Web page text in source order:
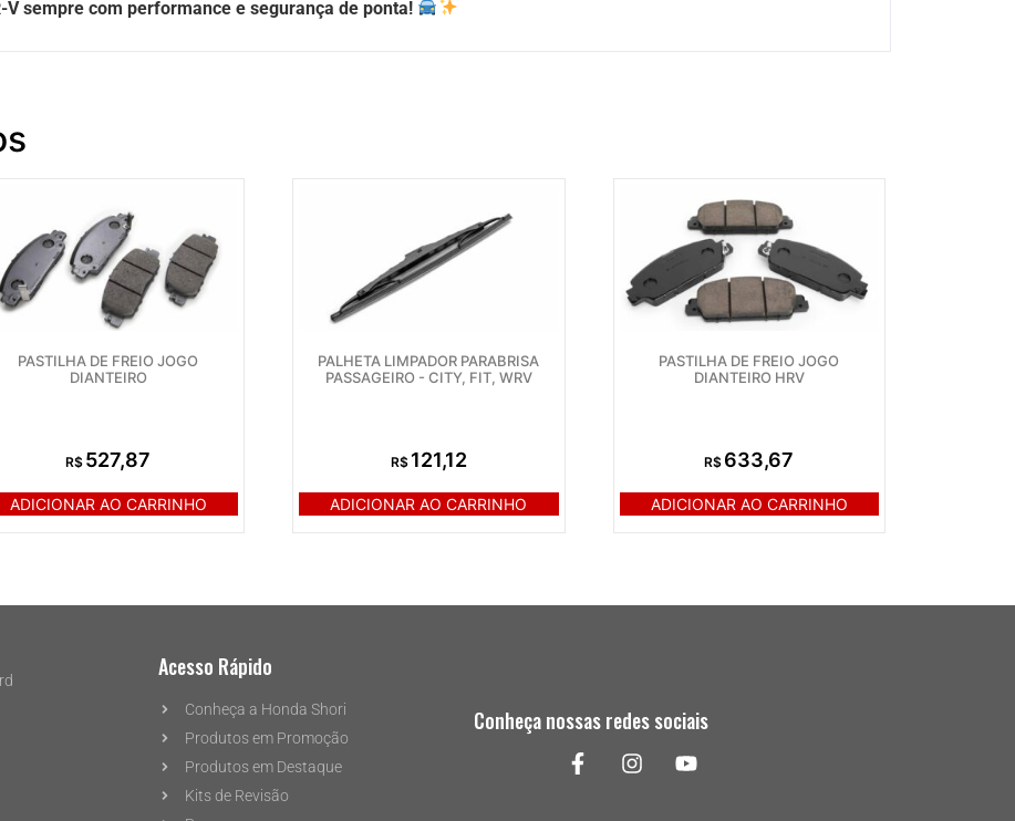
V sempre com performance e segurança de ponta!
PASTILHA DE FREIO JOGO
DIANTEIRO
R$ 527,87
ADICIONAR AO CARRINHO
PALHETA LIMPADOR PARABRISA
PASSAGEIRO - CITY, FIT, WRV
R$ 121,12
ADICIONAR AO CARRINHO
PASTILHA DE FREIO JOGO
DIANTEIRO HRV
R$ 633,67
ADICIONAR AO CARRINHO
Acesso Rápido
Conheça a Honda Shori
Produtos em Promoção
Produtos em Destaque
Kits de Revisão
Conheça nossas redes sociais